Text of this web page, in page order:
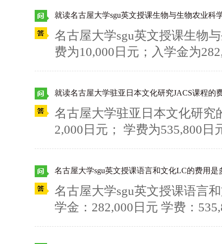
冠照片，建议同学们穿正装
期的证明：原则上空白期超
料，因每个人情况不同，因此
明、晚入学证明或退学证明
据个人情况来开具。有关日本
目，还有哪些是你想了解的呢
就读名古屋大学sgu英文授课生物与生物农业科
名古屋大学sgu英文授课生物
费为10,000日元；入学金为
关日本留学、赴日读研和日本
就读名古屋大学驻亚日本文化研究JACS课程的
名古屋大学驻亚日本文化研究
2,000日元； 学费为535,800
本留学、赴日读研和日本大学
名古屋大学sgu英文授课语言和文化LC的费用是
名古屋大学sgu英文授课语言和
学金：282,000日元 学费：
有关日本留学、赴日读研和日